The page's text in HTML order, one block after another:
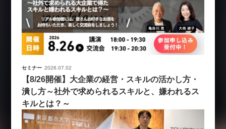
セミナー 2026.07.02
【8/26開催】大企業の経営・スキルの活かし方・
潰し方～社外で求められるスキルと、嫌われるス
キルとは？～